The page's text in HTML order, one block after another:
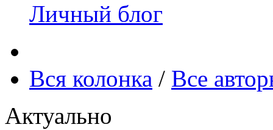
Личный блог
Вся колонка / Все
Актуально